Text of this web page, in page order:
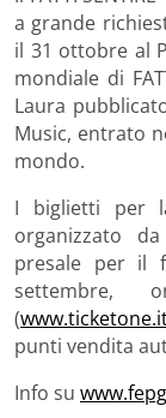
a grande
il 31 ottobre al
mondiale di
Laura
Music, entrato
mondo.
I biglietti per
organizzato
presale per il
settembre,
(
punti vendita
Info su